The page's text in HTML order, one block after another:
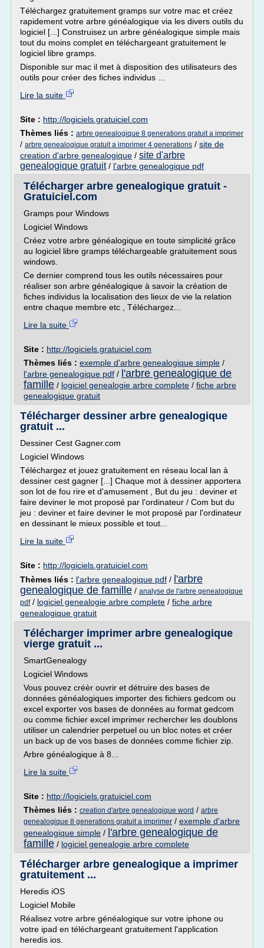
Téléchargez gratuitement gramps sur votre mac et créez
rapidement votre arbre généalogique via les divers outils du
logiciel [...] Construisez un arbre généalogique simple mais
tout du moins complet en téléchargeant gratuitement le
logiciel libre gramps.
Disponible sur mac il met à disposition des utilisateurs des
outils pour créer des fiches individus ...
Lire la suite
Site : http://logiciels.gratuiciel.com
Thèmes liés : arbre genealogique 8 generations gratuit a imprimer
/ arbre genealogique gratuit a imprimer 4 generations / site de
creation d'arbre genealogique / site d'arbre
genealogique gratuit/ l'arbre genealogique pdf
Télécharger arbre genealogique gratuit -
Gratuiciel.com
Gramps pour Windows
Logiciel Windows
Créez votre arbre généalogique en toute simplicité grâce
au logiciel libre gramps téléchargeable gratuitement sous
windows.
Ce dernier comprend tous les outils nécessaires pour
réaliser son arbre généalogique à savoir la création de
fiches individus la localisation des lieux de vie la relation
entre chaque membre etc , Téléchargez...
Lire la suite
Site : http://logiciels.gratuiciel.com
Thèmes liés : exemple d'arbre genealogique simple /
l'arbre genealogique pdf / l'arbre genealogique de
famille / logiciel genealogie arbre complete / fiche arbre
genealogique gratuit
Télécharger dessiner arbre genealogique
gratuit ...
Dessiner Cest Gagner.com
Logiciel Windows
Téléchargez et jouez gratuitement en réseau local lan à
dessiner cest gagner [...] Chaque mot à dessiner apportera
son lot de fou rire et d'amusement , But du jeu : deviner et
faire deviner le mot proposé par l'ordinateur / Com but du
jeu : deviner et faire deviner le mot proposé par l'ordinateur
en dessinant le mieux possible et tout...
Lire la suite
Site : http://logiciels.gratuiciel.com
Thèmes liés : l'arbre genealogique pdf / l'arbre
genealogique de famille / analyse de l'arbre genealogique
pdf/ logiciel genealogie arbre complete / fiche arbre
genealogique gratuit
Télécharger imprimer arbre genealogique
vierge gratuit ...
SmartGenealogy
Logiciel Windows
Vous pouvez créèr ouvrir et détruire des bases de
données généalogiques importer des fichiers gedcom ou
excel exporter vos bases de données au format gedcom
ou comme fichier excel imprimer rechercher les doublons
utiliser un calendrier perpetuel ou un bloc notes et créer
un back up de vos bases de données comme fichier zip.
Arbre généalogique à 8...
Lire la suite
Site : http://logiciels.gratuiciel.com
Thèmes liés : creation d'arbre genealogique word / arbre
genealogique 8 generations gratuit a imprimer / exemple d'arbre
genealogique simple / l'arbre genealogique de
famille / logiciel genealogie arbre complete
Télécharger arbre genealogique a imprimer
gratuitement ...
Heredis iOS
Logiciel Mobile
Réalisez votre arbre généalogique sur votre iphone ou
votre ipad en téléchargeant gratuitement l'application
heredis ios.